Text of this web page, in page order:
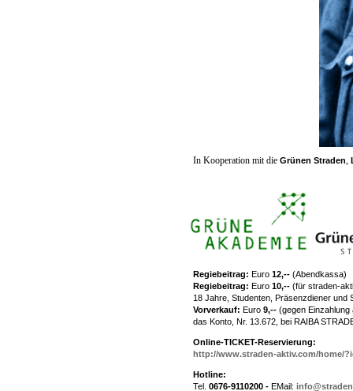
In Kooperation mit die Grünen Straden,
Regiebeitrag: Euro 12,-- (Abendkassa)
Regiebeitrag: Euro 10,-- (für straden-
18 Jahre, Studenten, Präsenzdiener und
Vorverkauf: Euro 9,-- (gegen
das Konto, Nr. 13.672, bei RAIBA
Online-TICKET-Reservierung:
http://www.straden-aktiv.com/home/
Hotline:
Tel. 0676-9110200 - EMail: